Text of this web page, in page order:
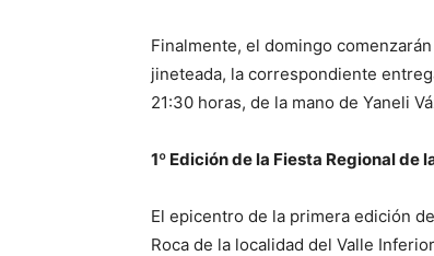
Finalmente, el domingo
jineteada, la correspondiente
21:30 horas, de la mano de Yaneli
1º Edición de la Fiesta Regional de
El epicentro de la primera edición
Roca de la localidad del Valle